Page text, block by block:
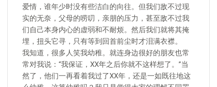
爱情，谁年少时没有些洁白的向往。但我们敌不过现
实的无奈，父母的唠叨，亲朋的压力，甚至敌不过我
们自己本身内心的虚弱和不耐烦。然后我们就将其掩
埋，扭头它寻，只有等到回首前尘时才泪满衣襟。
我知道，很多人笑我幼稚。就连身边很好的朋友也常
常对我说：“我保证，XX年之后你就不这样想了。”当
然了，他们一再看着我过了XX年，还是一如既往地这